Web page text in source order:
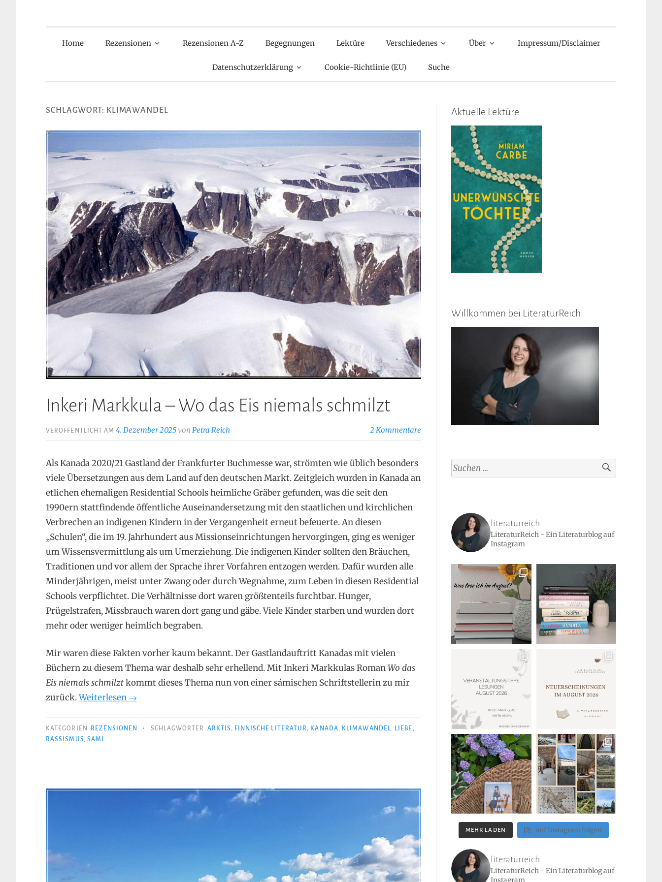
Home Rezensionen Rezensionen A-Z Begegnungen Lektüre Verschiedenes Über Impressum/Disclaimer
Datenschutzerklärung Cookie-Richtlinie (EU) Suche
SCHLAGWORT: KLIMAWANDEL
Inkeri Markkula – Wo das Eis niemals schmilzt
VERÖFFENTLICHT AM4. Dezember 2025vonPetra Reich 2 Kommentare
Als Kanada 2020/21 Gastland der Frankfurter Buchmesse war, strömten wie üblich besonders
viele Übersetzungen aus dem Land auf den deutschen Markt. Zeitgleich wurden in Kanada an
etlichen ehemaligen Residential Schools heimliche Gräber gefunden, was die seit den
1990ern stattfindende öffentliche Auseinandersetzung mit den staatlichen und kirchlichen
Verbrechen an indigenen Kindern in der Vergangenheit erneut befeuerte. An diesen
„Schulen“, die im 19. Jahrhundert aus Missionseinrichtungen hervorgingen, ging es weniger
um Wissensvermittlung als um Umerziehung. Die indigenen Kinder sollten den Bräuchen,
Traditionen und vor allem der Sprache ihrer Vorfahren entzogen werden. Dafür wurden alle
Minderjährigen, meist unter Zwang oder durch Wegnahme, zum Leben in diesen Residential
Schools verpflichtet. Die Verhältnisse dort waren größtenteils furchtbar. Hunger,
Prügelstrafen, Missbrauch waren dort gang und gäbe. Viele Kinder starben und wurden dort
mehr oder weniger heimlich begraben.
Mir waren diese Fakten vorher kaum bekannt. Der Gastlandauftritt Kanadas mit vielen
Büchern zu diesem Thema war deshalb sehr erhellend. Mit Inkeri Markkulas RomanWo das
Eis niemals schmilztkommt dieses Thema nun von einer sámischen Schriftstellerin zu mir
zurück.Weiterlesen „Inkeri
–
→
KATEGORIEN REZENSIONEN • SCHLAGWÖRTER ARKTIS , FINNISCHE LITERATUR, KANADA, KLIMAWANDEL, LIEBE ,
RASSISMUS, SAMI
Aktuelle Lektüre
Willkommen bei LiteraturReich
Suchen
nach:
literaturreich
LiteraturReich - Ein Literaturblog auf
Instagram
MEHR LADEN Auf Instagram folgen
literaturreich
LiteraturReich - Ein Literaturblog auf
Instagram